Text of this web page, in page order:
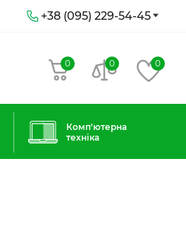
+38 (095) 229-54-45
0 0
0
Комп'ютерна
техніка